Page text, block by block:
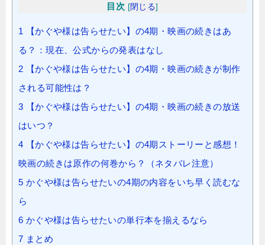
目次 [閉じる]
1 【かぐや様は告らせたい】の4期・映画の続きはあ
る？：現在、公式からの発表はなし
2 【かぐや様は告らせたい】の4期・映画の続きが制作
される可能性は？
3 【かぐや様は告らせたい】の4期・映画の続きの放送
はいつ？
4 【かぐや様は告らせたい】の4期ストーリーと感想！
映画の続きは原作の何巻から？（ネタバレ注意）
5 かぐや様は告らせたいの4期の内容をいち早く読むな
ら
6 かぐや様は告らせたいの単行本を揃えるなら
7 まとめ